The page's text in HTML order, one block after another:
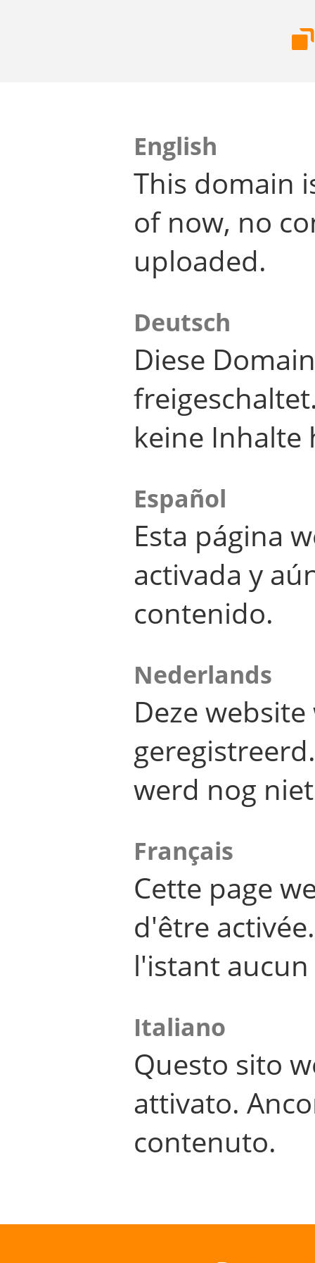
English
This domain
of now, no
uploaded.
Deutsch
Diese
keine Inhalte
Español
Esta página
activada y
contenido.
Nederlands
Deze
werd nog
Français
Cette page
d'être
l'istant
Italiano
Questo sito
attivato.
contenuto.